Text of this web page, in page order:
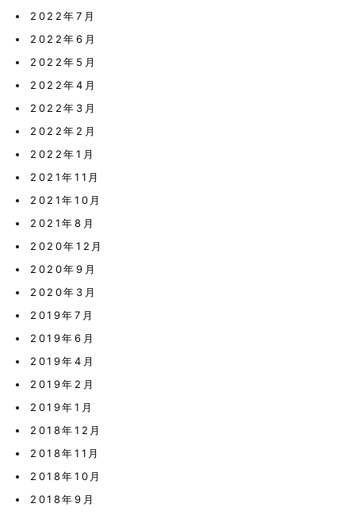
2022年7月
2022年6月
2022年5月
2022年4月
2022年3月
2022年2月
2022年1月
2021年11月
2021年10月
2021年8月
2020年12月
2020年9月
2020年3月
2019年7月
2019年6月
2019年4月
2019年2月
2019年1月
2018年12月
2018年11月
2018年10月
2018年9月